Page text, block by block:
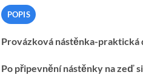
POPIS
Provázková nástěnka-praktická
Po připevnění nástěnky na zeď